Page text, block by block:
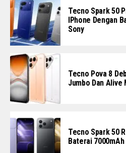
Tecno Spark 50
IPhone Dengan
Sony
Tecno Pova 8
Jumbo Dan Alive
Tecno Spark 50
Baterai 7000mAh